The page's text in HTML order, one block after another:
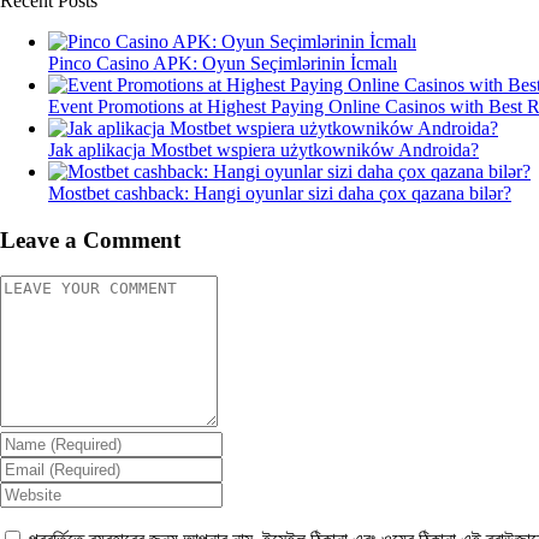
Pinco Casino APK: Oyun Seçimlərinin İcmalı
Event Promotions at Highest Paying Online Casinos with Best
Jak aplikacja Mostbet wspiera użytkowników Androida?
Mostbet cashback: Hangi oyunlar sizi daha çox qazana bilər?
Leave a Comment